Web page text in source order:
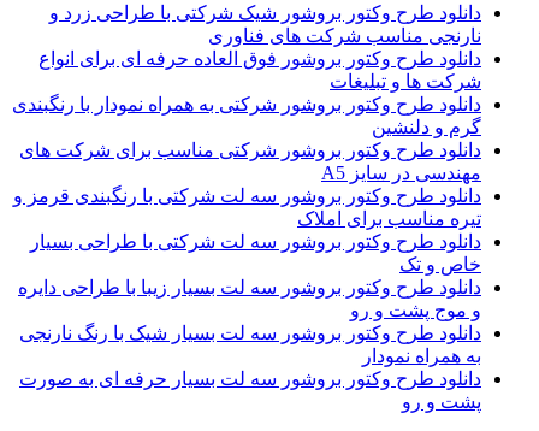
دانلود طرح وکتور بروشور شیک شرکتی با طراحی زرد و
نارنجی مناسب شرکت های فناوری
دانلود طرح وکتور بروشور فوق العاده حرفه ای برای انواع
شرکت ها و تبلیغات
دانلود طرح وکتور بروشور شرکتی به همراه نمودار با رنگبندی
گرم و دلنشین
دانلود طرح وکتور بروشور شرکتی مناسب برای شرکت های
مهندسی در سایز A5
دانلود طرح وکتور بروشور سه لت شرکتی با رنگبندی قرمز و
تیره مناسب برای املاک
دانلود طرح وکتور بروشور سه لت شرکتی با طراحی بسیار
خاص و تک
دانلود طرح وکتور بروشور سه لت بسیار زیبا با طراحی دایره
و موج پشت و رو
دانلود طرح وکتور بروشور سه لت بسیار شیک با رنگ نارنجی
به همراه نمودار
دانلود طرح وکتور بروشور سه لت بسیار حرفه ای به صورت
پشت و رو